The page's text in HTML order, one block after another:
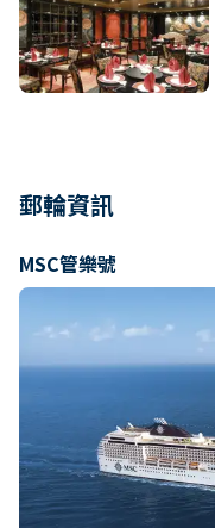
郵輪資訊
MSC管樂號